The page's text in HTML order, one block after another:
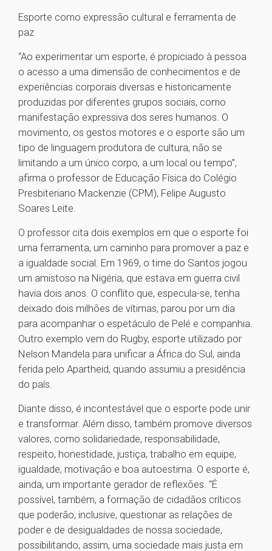
Esporte como expressão cultural e ferramenta de
paz
“Ao experimentar um esporte, é propiciado à pessoa
o acesso a uma dimensão de conhecimentos e de
experiências corporais diversas e historicamente
produzidas por diferentes grupos sociais, como
manifestação expressiva dos seres humanos. O
movimento, os gestos motores e o esporte são um
tipo de linguagem produtora de cultura, não se
limitando a um único corpo, a um local ou tempo”,
afirma o professor de Educação Física do Colégio
Presbiteriano Mackenzie (CPM), Felipe Augusto
Soares Leite.
O professor cita dois exemplos em que o esporte foi
uma ferramenta, um caminho para promover a paz e
a igualdade social. Em 1969, o time do Santos jogou
um amistoso na Nigéria, que estava em guerra civil
havia dois anos. O conflito que, especula-se, tenha
deixado dois milhões de vítimas, parou por um dia
para acompanhar o espetáculo de Pelé e companhia.
Outro exemplo vem do Rugby, esporte utilizado por
Nelson Mandela para unificar a África do Sul, ainda
ferida pelo Apartheid, quando assumiu a presidência
do país.
Diante disso, é incontestável que o esporte pode unir
e transformar. Além disso, também promove diversos
valores, como solidariedade, responsabilidade,
respeito, honestidade, justiça, trabalho em equipe,
igualdade, motivação e boa autoestima. O esporte é,
ainda, um importante gerador de reflexões. “É
possível, também, a formação de cidadãos críticos
que poderão, inclusive, questionar as relações de
poder e de desigualdades de nossa sociedade,
possibilitando, assim, uma sociedade mais justa em